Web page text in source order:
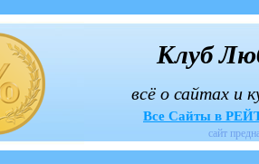
Клуб
всё о сайтах и
Все Сайты в
сайт